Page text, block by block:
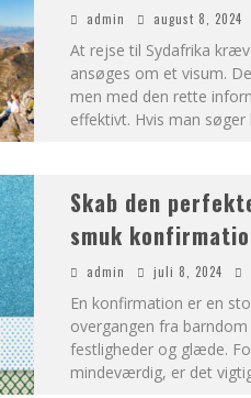
admin august 8, 2024
At rejse til Sydafrika
ansøges om et visum.
men med den rette
effektivt. Hvis man
Skab den
smuk
admin juli 8, 2024
En konfirmation er en
overgangen fra
festligheder og glæde.
mindeværdig, er det